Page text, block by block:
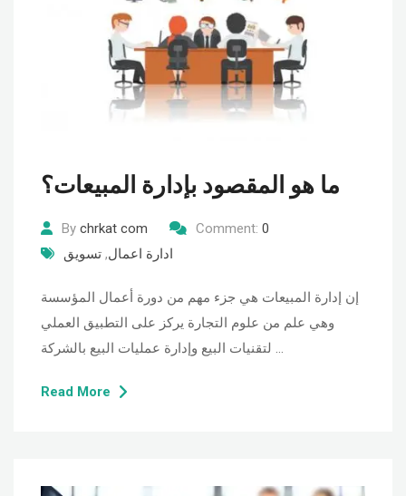
ما هو المقصود بإدارة المبيعات؟
By chrkat com Comment: 0
ادارة اعمال, تسويق
إن إدارة المبيعات هي جزء مهم من دورة أعمال المؤسسة
وهي علم من علوم التجارة يركز على التطبيق العملي
لتقنيات البيع وإدارة عمليات البيع بالشركة …
Read More